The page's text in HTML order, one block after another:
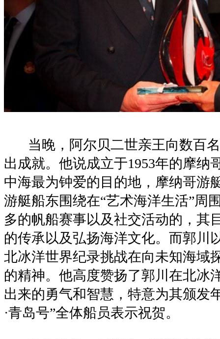
当晚，阿尔贝二世亲王向数百名
出成就。他说成立于1953年的摩纳
中海最为钟爱的目的地，摩纳哥游
游艇船东围绕在“艺术海洋生活”周
多的帆船赛事以及社交活动的，其
的传承以及弘扬海洋文化。而郭川
北冰洋世界纪录挑战在向未知海域
的精神。他高度赞扬了郭川在北冰
出来的勇气和智慧，特意为其颁发
·青岛号”全体船员表示祝贺。